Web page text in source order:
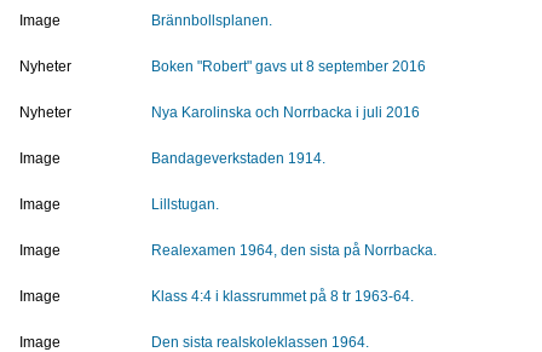
Image Brännbollsplanen.
Nyheter Boken "Robert" gavs ut 8 september 2016
Nyheter Nya Karolinska och Norrbacka i juli 2016
Image Bandageverkstaden 1914.
Image Lillstugan.
Image Realexamen 1964, den sista på Norrbacka.
Image Klass 4:4 i klassrummet på 8 tr 1963-64.
Image Den sista realskoleklassen 1964.